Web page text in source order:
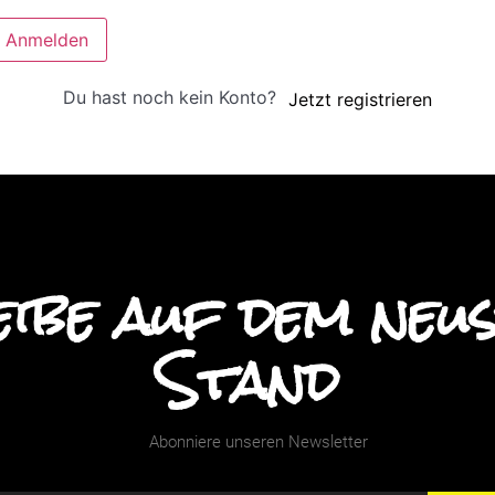
Anmelden
Du hast noch kein Konto? Jetzt registrieren
auf dem
Stand
Abonniere unseren Newsletter